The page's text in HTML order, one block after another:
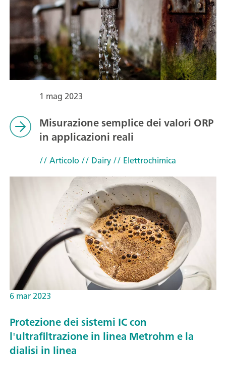
1 mag 2023
Misurazione semplice dei valori ORP
in applicazioni reali
// Articolo // Dairy// Elettrochimica
6 mar 2023
Protezione dei sistemi IC con
l'ultrafiltrazione in linea Metrohm e la
dialisi in linea